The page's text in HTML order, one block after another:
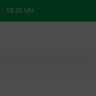
18:30 Uhr